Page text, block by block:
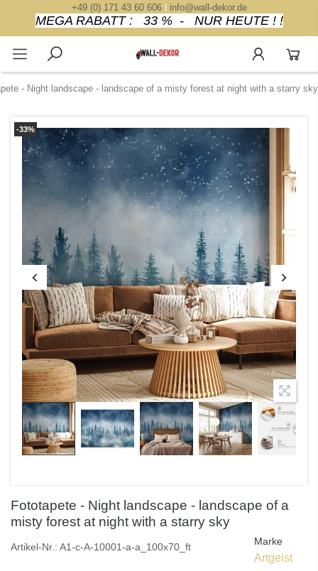
+49 (0) 171 43 60 606| info@wall-dekor.de
MEGA RABATT : 33 % - NUR HEUTE ! !
- Night landscape - landscape of a misty forest at night with a starry sky
-33%
Fototapete - Night landscape - landscape of a
misty forest at night with a starry sky
Artikel-Nr.: A1-c-A-10001-a-a_100x70_ft Marke
Artgeist